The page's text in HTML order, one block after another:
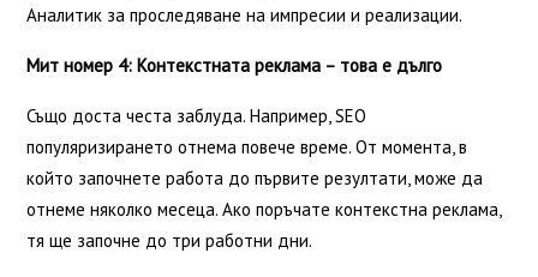
Аналитик за проследяване на импресии и реализации.
Мит номер 4: Контекстната реклама – това е дълго
Също доста честа заблуда. Например, SEO
популяризирането отнема повече време. От момента, в
който започнете работа до първите резултати, може да
отнеме няколко месеца. Ако поръчате контекстна реклама,
тя ще започне до три работни дни.